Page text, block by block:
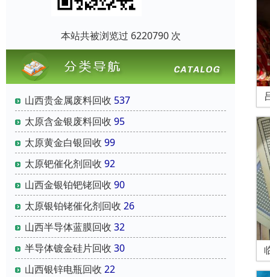
本站共被浏览过 6220790 次
山西贵金属废料回收 537
太原含金银废料回收 95
太原黄金白银回收 99
太原钯催化剂回收 92
山西金银铂钯铑回收 90
太原银铂铑催化剂回收 26
山西半导体蓝膜回收 32
半导体镀金硅片回收 30
山西银锌电瓶回收 22